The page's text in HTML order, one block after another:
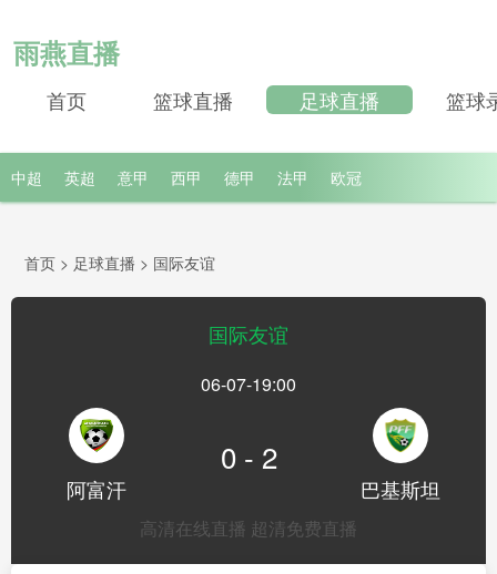
雨燕直播
首页 篮球直播 足球直播 篮球
中超 英超 意甲 西甲 德甲 法甲 欧冠
首页 > 足球直播 > 国际友谊
国际友谊
06-07-19:00
阿富汗
0 - 2
巴基斯坦
高清在线直播 超清免费直播